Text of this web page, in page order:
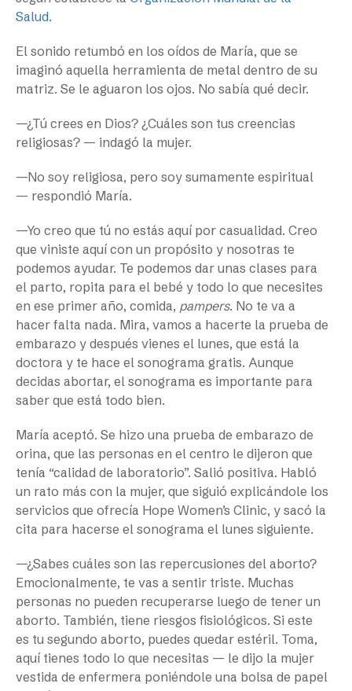
Salud.
El sonido retumbó en los oídos de María, que se
imaginó aquella herramienta de metal dentro de su
matriz. Se le aguaron los ojos. No sabía qué decir.
—¿Tú crees en Dios? ¿Cuáles son tus creencias
religiosas? — indagó la mujer.
—No soy religiosa, pero soy sumamente espiritual
— respondió María.
—Yo creo que tú no estás aquí por casualidad. Creo
que viniste aquí con un propósito y nosotras te
podemos ayudar. Te podemos dar unas clases para
el parto, ropita para el bebé y todo lo que necesites
en ese primer año, comida, pampers. No te va a
hacer falta nada. Mira, vamos a hacerte la prueba de
embarazo y después vienes el lunes, que está la
doctora y te hace el sonograma gratis. Aunque
decidas abortar, el sonograma es importante para
saber que está todo bien.
María aceptó. Se hizo una prueba de embarazo de
orina, que las personas en el centro le dijeron que
tenía “calidad de laboratorio”. Salió positiva. Habló
un rato más con la mujer, que siguió explicándole los
servicios que ofrecía Hope Women’s Clinic, y sacó la
cita para hacerse el sonograma el lunes siguiente.
—¿Sabes cuáles son las repercusiones del aborto?
Emocionalmente, te vas a sentir triste. Muchas
personas no pueden recuperarse luego de tener un
aborto. También, tiene riesgos fisiológicos. Si este
es tu segundo aborto, puedes quedar estéril. Toma,
aquí tienes todo lo que necesitas — le dijo la mujer
vestida de enfermera poniéndole una bolsa de papel